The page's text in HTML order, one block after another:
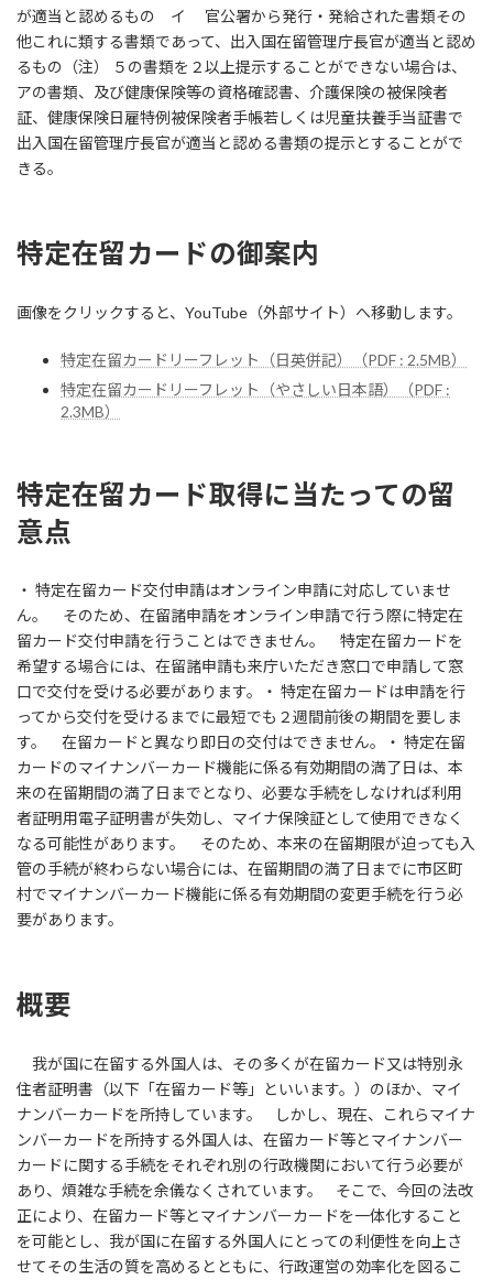
が適当と認めるもの イ 官公署から発行・発給された書類その
他これに類する書類であって、出入国在留管理庁長官が適当と認め
るもの（注） ５の書類を２以上提示することができない場合は、
アの書類、及び健康保険等の資格確認書、介護保険の被保険者
証、健康保険日雇特例被保険者手帳若しくは児童扶養手当証書で
出入国在留管理庁長官が適当と認める書類の提示とすることがで
きる。
特定在留カードの御案内
画像をクリックすると、YouTube（外部サイト）へ移動します。
特定在留カードリーフレット（日英併記）（PDF : 2.5MB）
特定在留カードリーフレット（やさしい日本語）（PDF :
2.3MB）
特定在留カード取得に当たっての留
意点
・ 特定在留カード交付申請はオンライン申請に対応していませ
ん。 そのため、在留諸申請をオンライン申請で行う際に特定在
留カード交付申請を行うことはできません。 特定在留カードを
希望する場合には、在留諸申請も来庁いただき窓口で申請して窓
口で交付を受ける必要があります。・ 特定在留カードは申請を行
ってから交付を受けるまでに最短でも２週間前後の期間を要しま
す。 在留カードと異なり即日の交付はできません。・ 特定在留
カードのマイナンバーカード機能に係る有効期間の満了日は、本
来の在留期間の満了日までとなり、必要な手続をしなければ利用
者証明用電子証明書が失効し、マイナ保険証として使用できなく
なる可能性があります。 そのため、本来の在留期限が迫っても入
管の手続が終わらない場合には、在留期間の満了日までに市区町
村でマイナンバーカード機能に係る有効期間の変更手続を行う必
要があります。
概要
我が国に在留する外国人は、その多くが在留カード又は特別永
住者証明書（以下「在留カード等」といいます。）のほか、マイ
ナンバーカードを所持しています。 しかし、現在、これらマイナ
ンバーカードを所持する外国人は、在留カード等とマイナンバー
カードに関する手続をそれぞれ別の行政機関において行う必要が
あり、煩雑な手続を余儀なくされています。 そこで、今回の法改
正により、在留カード等とマイナンバーカードを一体化すること
を可能とし、我が国に在留する外国人にとっての利便性を向上さ
せてその生活の質を高めるとともに、行政運営の効率化を図るこ